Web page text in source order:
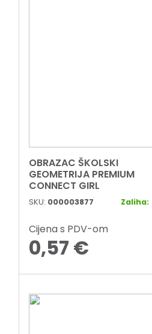
OBRAZAC ŠKOLSKI
GEOMETRIJA PREMIUM
CONNECT GIRL
SKU: 000003877 Zaliha:
Cijena s PDV-om
0,57 €